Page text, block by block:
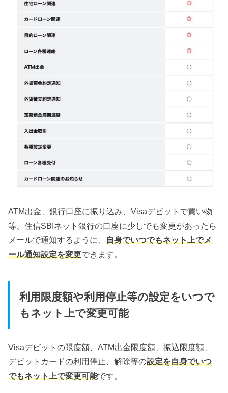
ATM出金、銀行口座に振り込み、Visaデビットで買い物
等、住信SBIネット銀行の口座に少しでも変更があったら
メールで通知するように、自身でいつでもネット上でメ
ール通知設定を変更できます。
利用限度額や利用停止等の設定をいつで
もネット上で変更可能
Visaデビットの限度額、ATM出金限度額、振込限度額、
デビットカードの利用停止、解除等の設定を自身でいつ
でもネット上で変更可能です。